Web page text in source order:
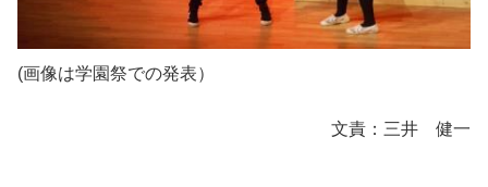
(画像は学園祭での発表）
文責：三井 健一